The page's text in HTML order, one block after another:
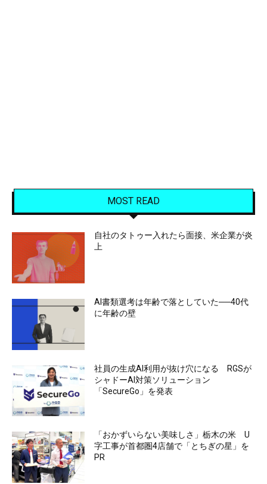
MOST READ
自社のタトゥー入れたら面接、米企業が炎
上
AI書類選考は年齢で落としていた──40代
に年齢の壁
社員の生成AI利用が抜け穴になる RGSが
シャドーAI対策ソリューション
「SecureGo」を発表
「おかずいらない美味しさ」栃木の米 U
字工事が首都圏4店舗で「とちぎの星」を
PR